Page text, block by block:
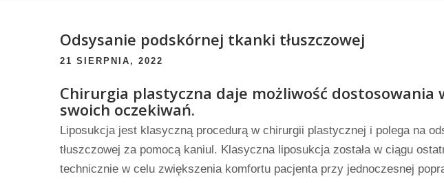
Odsysanie podskórnej tkanki tłuszczowej
21 SIERPNIA, 2022
Chirurgia plastyczna daje możliwość dostosowania
swoich oczekiwań.
Liposukcja jest klasyczną procedurą w chirurgii plastycznej i polega na
tłuszczowej za pomocą kaniul. Klasyczna liposukcja została w ciągu
technicznie w celu zwiększenia komfortu pacjenta przy jednoczesnej